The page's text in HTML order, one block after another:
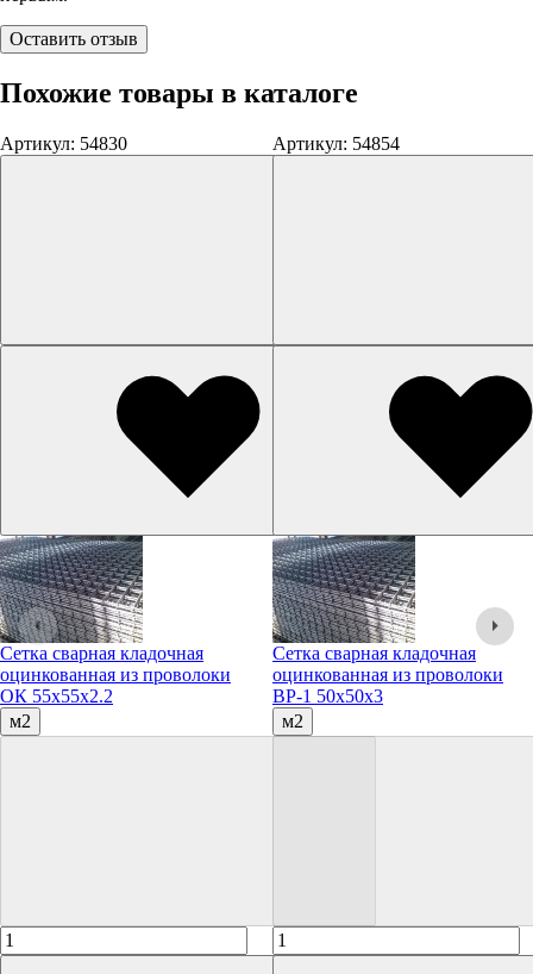
Оставить отзыв
Похожие товары в каталоге
Артикул: 54830
Сетка сварная кладочная
оцинкованная из проволоки
ОК 55х55х2.2
м2
Артикул: 54854
Сетка сварная кладочная
оцинкованная из проволоки
ВР-1 50х50х3
м2